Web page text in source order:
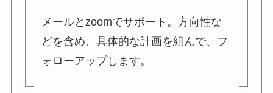
メールとzoomでサポート。方向性な
どを含め、具体的な計画を組んで、フ
ォローアップします。